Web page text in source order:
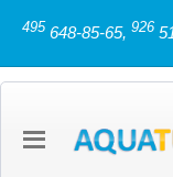
495 648-85-65, 926